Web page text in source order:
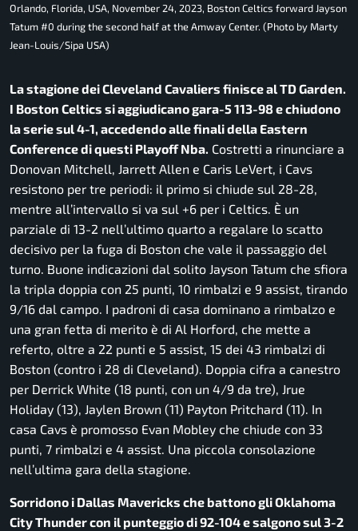
Orlando, Florida, USA, November 24, 2023, Boston Celtics forward Jayson
Tatum #0 during the second half at the Amway Center. (Photo by Marty
Jean-Louis/Sipa USA)
La stagione dei Cleveland Cavaliers finisce al TD Garden.
I Boston Celtics si aggiudicano gara-5 113-98 e chiudono
la serie sul 4-1, accedendo alle finali della Eastern
Conference di questi Playoff Nba. Costretti a rinunciare a
Donovan Mitchell, Jarrett Allen e Caris LeVert, i Cavs
resistono per tre periodi: il primo si chiude sul 28-28,
mentre all’intervallo si va sul +6 per i Celtics. È un
parziale di 13-2 nell’ultimo quarto a regalare lo scatto
decisivo per la fuga di Boston che vale il passaggio del
turno. Buone indicazioni dal solito Jayson Tatum che sfiora
la tripla doppia con 25 punti, 10 rimbalzi e 9 assist, tirando
9/16 dal campo. I padroni di casa dominano a rimbalzo e
una gran fetta di merito è di Al Horford, che mette a
referto, oltre a 22 punti e 5 assist, 15 dei 43 rimbalzi di
Boston (contro i 28 di Cleveland). Doppia cifra a canestro
per Derrick White (18 punti, con un 4/9 da tre), Jrue
Holiday (13), Jaylen Brown (11) Payton Pritchard (11). In
casa Cavs è promosso Evan Mobley che chiude con 33
punti, 7 rimbalzi e 4 assist. Una piccola consolazione
nell’ultima gara della stagione.
Sorridono i Dallas Mavericks che battono gli Oklahoma
City Thunder con il punteggio di 92-104 e salgono sul 3-2